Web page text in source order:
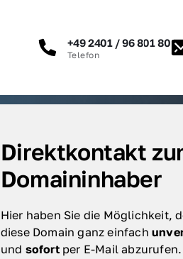
+49 2401 / 96 801 80
Telefon
Direktkontakt
Domaininhaber
Hier haben Sie die Möglichkeit,
diese Domain ganz einfach
und sofort per E-Mail abzurufen.